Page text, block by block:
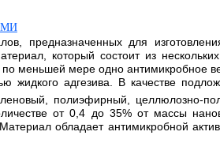
предназначенных для
который состоит из
меньшей мере одно антимикробное
адгезива. В качестве
полиэфирный, целлюлозно-
от 0,4 до 35% от массы
обладает антимикробной